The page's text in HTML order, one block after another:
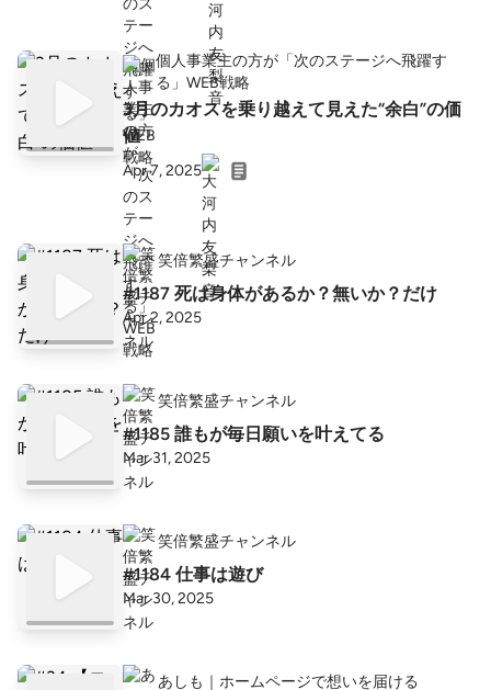
個人事業主の方が「次のステージへ飛躍す
る」WEB戦略
3月のカオスを乗り越えて見えた“余白”の価
値
Apr 7, 2025
笑倍繁盛チャンネル
#1187 死は身体があるか？無いか？だけ
Apr 2, 2025
笑倍繁盛チャンネル
#1185 誰もが毎日願いを叶えてる
Mar 31, 2025
笑倍繁盛チャンネル
#1184 仕事は遊び
Mar 30, 2025
あしも｜ホームページで想いを届ける